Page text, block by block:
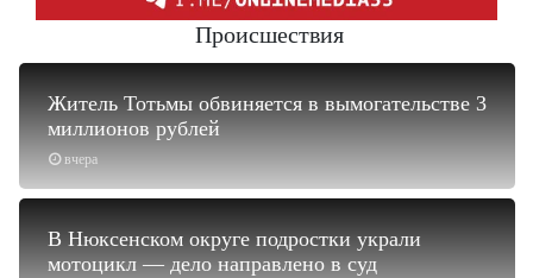
Происшествия
вчера
Житель Тотьмы обвиняется в вымогательстве 3
миллионов рублей
В Нюксенском округе подростки украли
мотоцикл — дело направлено в суд